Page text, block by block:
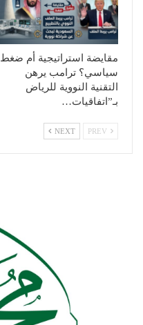
مقايضة استراتيجية أم ضغط
سياسي؟ ترامب يرهن
التقنية النووية للرياض
بـ”اتفاقيات…
NEXT